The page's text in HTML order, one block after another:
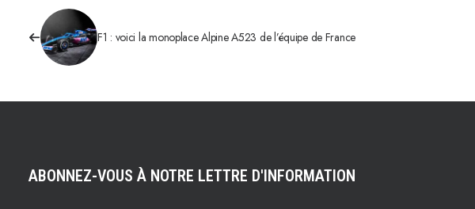
F1 : voici la monoplace Alpine A523 de l’équipe de France
ABONNEZ-VOUS À NOTRE LETTRE D'INFORMATION